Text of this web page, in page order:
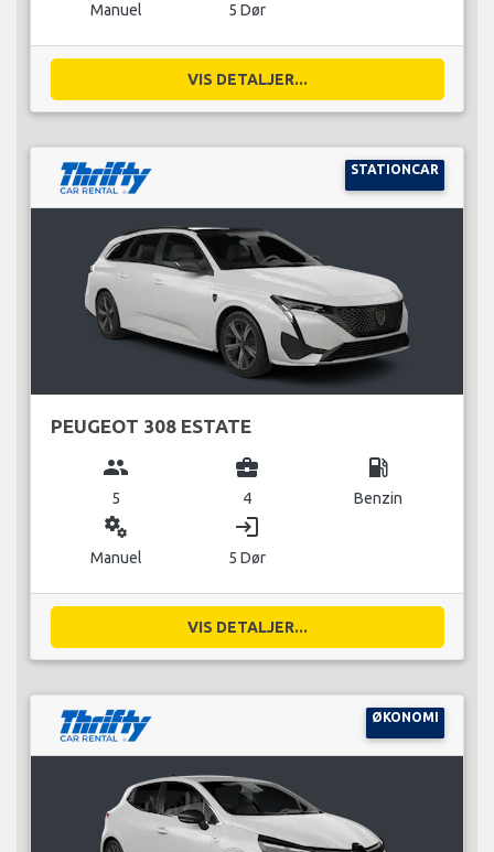
Manuel 5 Dør
VIS DETALJER...
STATIONCAR
PEUGEOT 308 ESTATE
group
5
business_center
4
local_gas_station
Benzin
miscellaneous_services
Manuel
login
5 Dør
VIS DETALJER...
ØKONOMI